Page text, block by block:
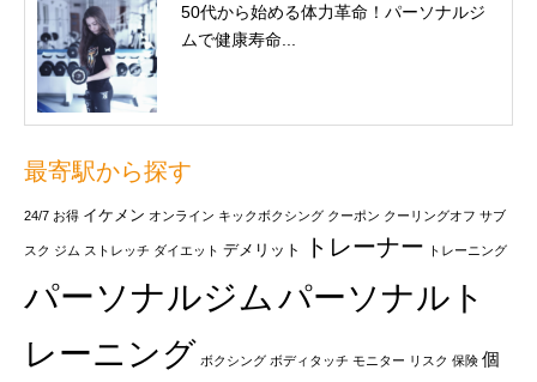
50代から始める体力革命！パーソナルジ
ムで健康寿命...
最寄駅から探す
24/7 お得 イケメン オンライン キックボクシング クーポン クーリングオフ サブ
スク ジム ストレッチ ダイエット デメリット トレーナー トレーニング
パーソナルジム パーソナルト
レーニング ボクシング ボディタッチ モニター リスク 保険 個